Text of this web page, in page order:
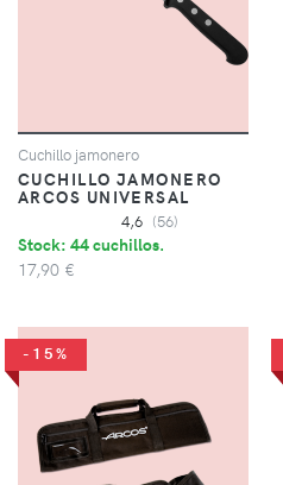
Cuchillo jamonero
CUCHILLO JAMONERO
ARCOS UNIVERSAL
4,6 (56)
Stock: 44 cuchillos.
17,90 €
-15%